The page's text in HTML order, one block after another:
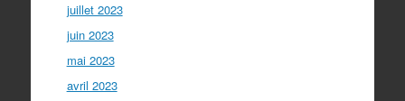
juillet 2023
juin 2023
mai 2023
avril 2023